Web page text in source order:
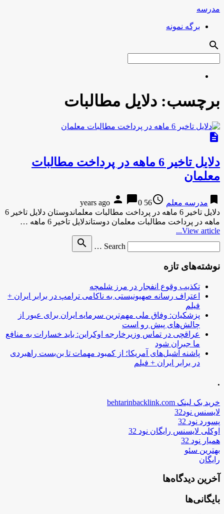
مدرسه
برگه نمونه
search
برچسب: دلایل مطالبات
description
دلایل تاخیر 6 ماهه در پرداخت مطالبات
معلمان
bookmark مدرسه معلم access_time
56 years ago
person chat_bubble0
دلایل تاخیر 6 ماهه در پرداخت مطالبات معلماندوستان دلایل تاخیر 6
ماهه در پرداخت مطالبات معلمان دوستاندلایل تاخیر 6 ماهه …
View article...
Search …
search
نوشته‌های تازه
تکذیب وقوع انفجار در مرز شلمچه
اعتراف رسانه صهیونیستی به ناکامی ترامپ در برابر ایران +
فیلم
پزشکیان: وفاق ملی مهم‌ترین سرمایه ایران برای عبور از
چالش‌های پیش رو است
عراقچی در تماس وزیرخارجه اوکراین: باید خسارات به منافع
ما جبران شود
پاشنه آشیل‌های آمریکا؛ از کمبود مهمات تا بن‌بست راهبردی
در برابر ایران + فیلم
.
خرید بک لینک behtarinbacklink.com
لایسنس نود32
پسورد نود 32
اوکلی لایسنس رایگان نود 32
همیار نود 32
بهترین سئو
رایگان
آخرین دیدگاه‌ها
بایگانی‌ها